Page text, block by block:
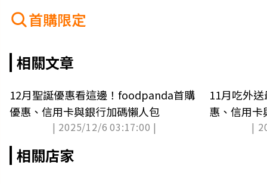
首購限定
相關文章
12月聖誕優惠看這邊！foodpanda首購
優惠、信用卡與銀行加碼懶人包
| 2025/12/6 03:17:00 |
11月吃外
惠、信用卡
|
相關店家